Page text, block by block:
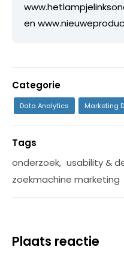
en
Categorie
Data Analytics Marketing
Tags
onderzoek, usability &
zoekmachine marketing
Plaats reactie